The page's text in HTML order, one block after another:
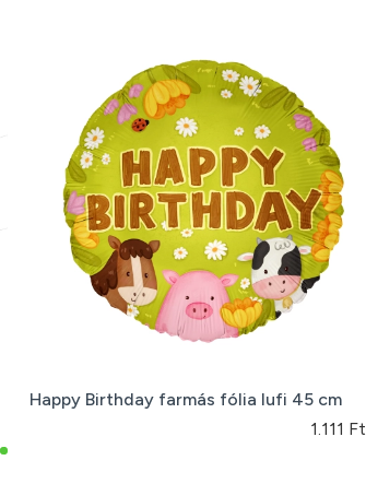
Happy Birthday farmás fólia lufi 45 cm
1.111 Ft